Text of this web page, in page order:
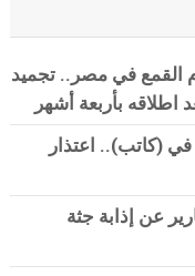
القمع في مصر.. تجميد
اطلاقه بأربعة أشهر
(كاتب).. اعتذار
عن إذابة جثة